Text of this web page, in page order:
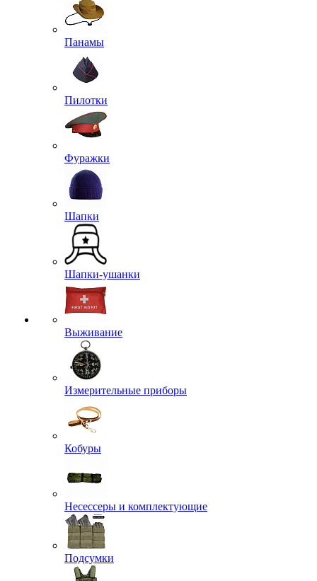
Панамы
Пилотки
Фуражки
Шапки
Шапки-ушанки
Выживание
Измерительные приборы
Кобуры
Несессеры и комплектующие
Подсумки